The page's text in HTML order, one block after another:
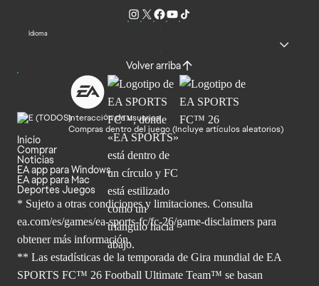
Idioma
Volver arriba
Interacción de usuarios
Compras dentro del juego (Incluye artículos aleatorios)
Inicio
Comprar
Noticias
EA app para Windows
EA app para Mac
Deportes Juegos
* Sujeto a otras condiciones y limitaciones. Consulta
ea.com/es/games/ea-sports-fc/fc-26/game-disclaimers para
obtenermás información.
** Las estadísticas de la temporada de Gira mundial de EA
SPORTS FC™ 26 Football Ultimate Team™ se basan